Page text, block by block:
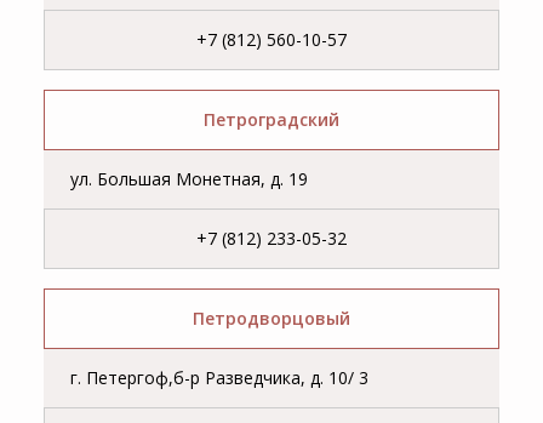
+7 (812) 560-10-57
Петроградский
ул. Большая Монетная, д. 19
+7 (812) 233-05-32
Петродворцовый
г. Петергоф,б-р Разведчика, д. 10/ 3